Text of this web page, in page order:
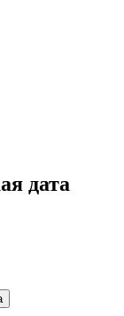
дата